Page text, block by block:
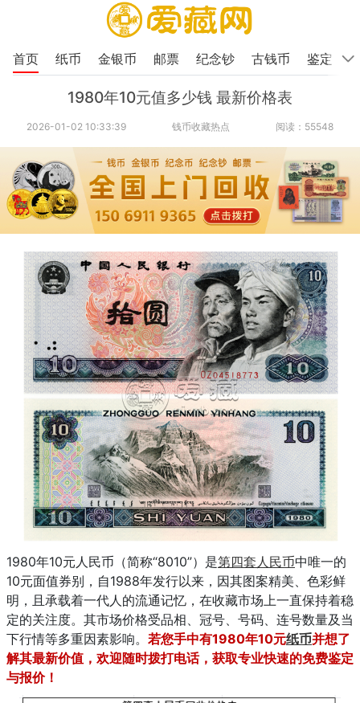
首页 纸币 金银币 邮票 纪念钞 古钱币 鉴定
1980年10元值多少钱 最新价格表
2026-01-02 10:33:39 钱币收藏热点 阅读：55548
1980年10元人民币（简称“8010”）是第四套人民币中唯一的
10元面值券别，自1988年发行以来，因其图案精美、色彩鲜
明，且承载着一代人的流通记忆，在收藏市场上一直保持着稳
定的关注度。其市场价格受品相、冠号、号码、连号数量及当
下行情等多重因素影响。 若您手中有1980年10元纸币并想了
解其最新价值，欢迎随时拨打电话，获取专业快速的免费鉴定
与报价！